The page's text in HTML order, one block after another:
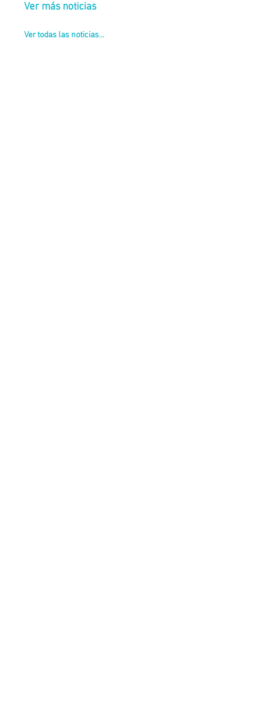
Ver más noticias
Ver todas las noticias...